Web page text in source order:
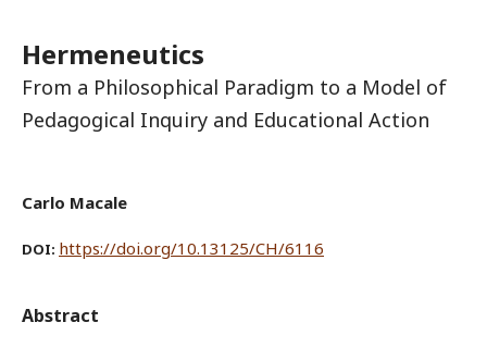
Hermeneutics
From a Philosophical Paradigm to a Model of
Pedagogical Inquiry and Educational Action
Carlo Macale
DOI: https://doi.org/10.13125/CH/6116
Abstract